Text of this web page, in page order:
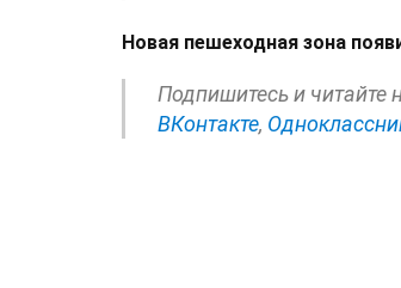
Новая пешеходная зона
Подпишитесь и читайте
ВКонтакте,